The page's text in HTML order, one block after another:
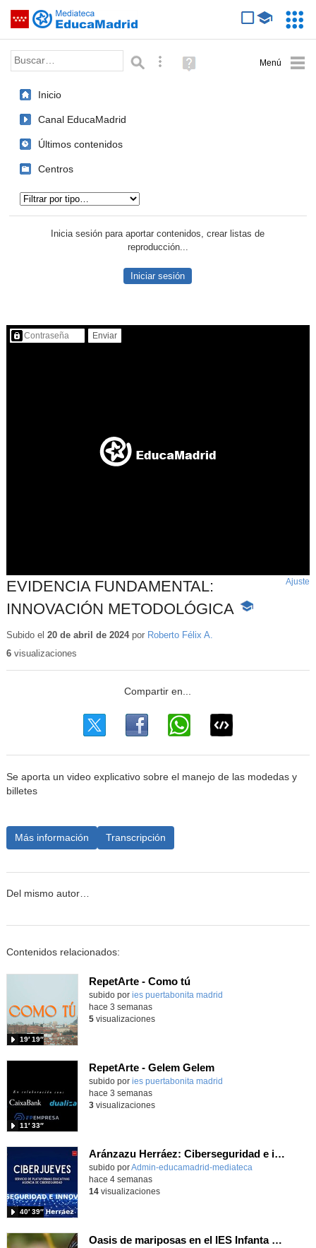
Saltar navegación
Palabra o frase: Búsqueda avanzada
Ayuda
(en
Inicio
Canal EducaMadrid
Últimos contenidos
Centros
Inicia sesión para aportar contenidos, crear listas de
reproducción...
Iniciar sesión
Contenido protegido…
EVIDENCIA FUNDAMENTAL:
INNOVACIÓN METODOLÓGICA -
Ajuste
Subido el 20 de abril de 2024por Roberto Félix A.
6visualizaciones
Se aporta un video explicativo sobre el manejo de las modedas y
billetes
Más información Transcripción
Del mismo autor…
Contenidos relacionados:
RepetArte - Como tú
subido por ies puertabonita madrid
19′ 19″
hace 3 semanas
5visualizaciones
RepetArte - Gelem Gelem
subido por ies puertabonita madrid
11′ 33″
hace 3 semanas
3visualizaciones
Aránzazu Herráez: Ciberseguridad e innovación: Protegiendo y transformando la vida digital
subido porAdmin-educamadrid-mediateca
40′ 39″
hace 4 semanas
14visualizaciones
Oasis de mariposas en el IES Infanta Elena